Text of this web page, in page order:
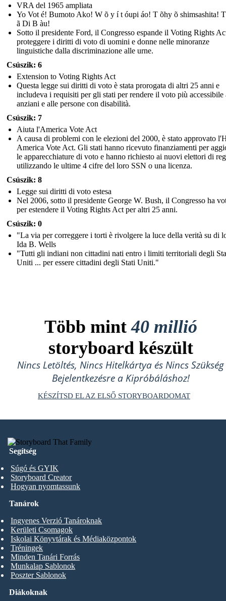
VRA del 1965 ampliata
Yo Vot é! Bumoto Ako! W õ y í t óupi áo! T õhy õ shimsashita!
ã Di B àu!
Sotto il presidente Ford, il Congresso espande il Voting Rights
proteggere i diritti di voto di uomini e donne nelle minoranze
linguistiche dalla discriminazione alle urne.
Csúszik: 6
Extension to Voting Rights Act
Questa legge sui diritti di voto è stata prorogata di altri 25 anni e
includeva i requisiti per gli stati per rendere il voto più accessibile
anziani e alle persone con disabilità.
Csúszik: 7
Aiuta l'America Vote Act
A causa di problemi con le elezioni del 2000, è stato approvato
America Vote Act. Gli stati hanno ricevuto finanziamenti per
le apparecchiature di voto e hanno richiesto ai nuovi elettori di
utilizzando le ultime 4 cifre del loro SSN o una licenza.
Csúszik: 8
Legge sui diritti di voto estesa
Nel 2006, sotto il presidente George W. Bush, il Congresso ha
per estendere il Voting Rights Act per altri 25 anni.
Csúszik: 0
"La via per correggere i torti è rivolgere la luce della verità su di
Ida B. Wells
"Tutti gli indiani non cittadini nati entro i limiti territoriali degli
Uniti ... per essere cittadini degli Stati Uniti."
Több mint40 millió
storyboard készült
Nincs Letöltés, Nincs Hitelkártya és Nincs Szükség
Bejelentkezésre a Kipróbáláshoz!
KÉSZÍTSD EL AZ ELSŐ STORYBOARDOMAT
Segítség
Súgó és GYIK
Storyboard Creator
Hogyan nyomtassunk
Diákoknak
Tanárok
Ingyenes Verzió Tanároknak
Kerületi Csomagok
Iskolai Könyvtárak és Médiaközpontok
Tréningek
Minden Tanári Forrás
Munkalap Sablonok
Poszter Sablonok